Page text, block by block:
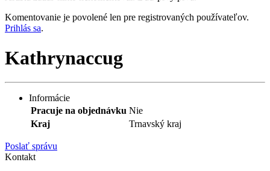
Komentovanie je povolené len pre registrovaných používateľov.
Prihlás sa.
Kathrynaccug
Informácie
Pracuje na objednávku Nie
Kraj
Trnavský kraj
Poslať správu
Kontakt